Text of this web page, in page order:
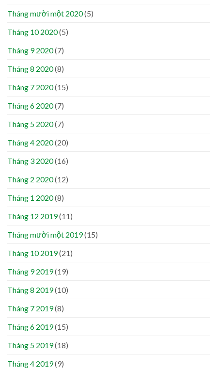
Tháng mười một 2020(5)
Tháng 10 2020(5)
Tháng 9 2020(7)
Tháng 8 2020(8)
Tháng 7 2020(15)
Tháng 6 2020(7)
Tháng 5 2020(7)
Tháng 4 2020(20)
Tháng 3 2020(16)
Tháng 2 2020(12)
Tháng 1 2020(8)
Tháng 12 2019(11)
Tháng mười một 2019(15)
Tháng 10 2019(21)
Tháng 9 2019(19)
Tháng 8 2019(10)
Tháng 7 2019(8)
Tháng 6 2019(15)
Tháng 5 2019(18)
Tháng 4 2019(9)